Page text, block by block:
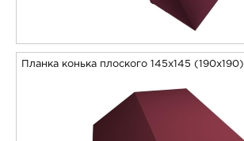
Планка конька плоского 145х145 (190х190)